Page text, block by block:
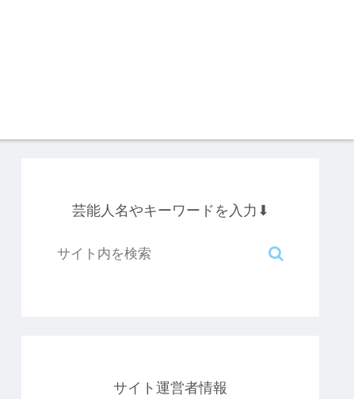
芸能人名やキーワードを入力⬇︎
サイト運営者情報